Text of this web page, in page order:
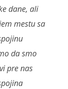
dane, ali
mestu sa
da smo
pre nas